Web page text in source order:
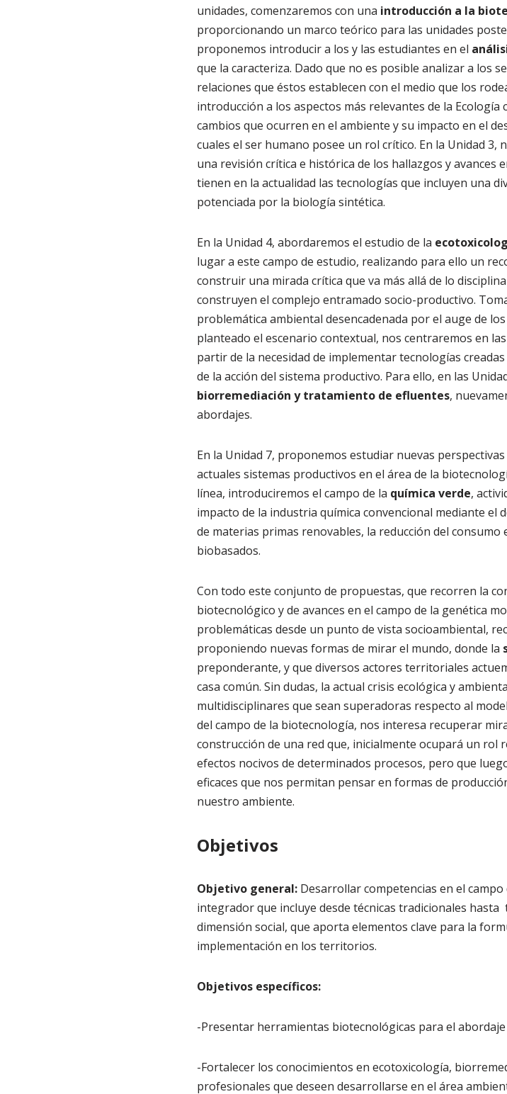
unidades, comenzaremos con una introducción a la
proporcionando un marco teórico para las unidades
proponemos introducir a los y las estudiantes en el
que la caracteriza. Dado que no es posible analizar a los
relaciones que éstos establecen con el medio que los
introducción a los aspectos más relevantes de la
cambios que ocurren en el ambiente y su impacto en el
cuales el ser humano posee un rol crítico. En la Unidad
una revisión crítica e histórica de los hallazgos y avances
tienen en la actualidad las tecnologías que incluyen una
potenciada por la biología sintética.
En la Unidad 4, abordaremos el estudio de la
lugar a este campo de estudio, realizando para ello un
construir una mirada crítica que va más allá de lo
construyen el complejo entramado socio-productivo.
problemática ambiental desencadenada por el auge de
planteado el escenario contextual, nos centraremos en
partir de la necesidad de implementar tecnologías
de la acción del sistema productivo. Para ello, en las
biorremediación y tratamiento de efluentes,
abordajes.
En la Unidad 7, proponemos estudiar nuevas
actuales sistemas productivos en el área de la
línea, introduciremos el campo de la química verde,
impacto de la industria química convencional mediante el
de materias primas renovables, la reducción del
biobasados.
Con todo este conjunto de propuestas, que recorren la
biotecnológico y de avances en el campo de la genética
problemáticas desde un punto de vista socioambiental,
proponiendo nuevas formas de mirar el mundo, donde la
preponderante, y que diversos actores territoriales
casa común. Sin dudas, la actual crisis ecológica y
multidisciplinares que sean superadoras respecto al
del campo de la biotecnología, nos interesa recuperar
construcción de una red que, inicialmente ocupará un rol
efectos nocivos de determinados procesos, pero que
eficaces que nos permitan pensar en formas de
nuestro ambiente.
Objetivos
Objetivo general: Desarrollar competencias en el
integrador que incluye desde técnicas tradicionales
dimensión social, que aporta elementos clave para la
implementación en los territorios.
Objetivos específicos:
-Presentar herramientas biotecnológicas para el
-Fortalecer los conocimientos en ecotoxicología,
profesionales que deseen desarrollarse en el área